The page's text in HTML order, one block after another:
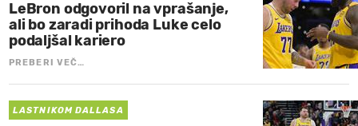
LeBron odgovoril na vprašanje,
ali bo zaradi prihoda Luke celo
podaljšal kariero
PREBERI VEČ…
LASTNIKOM DALLASA